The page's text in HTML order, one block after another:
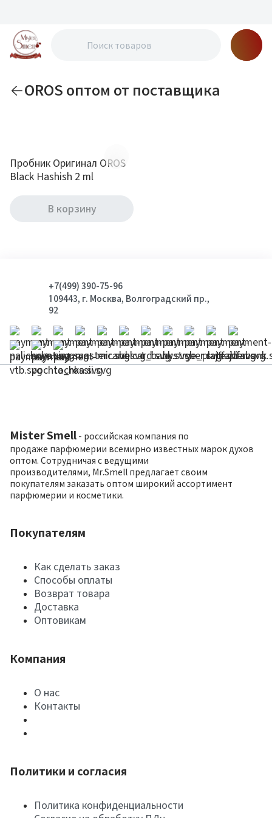
OROS оптом от поставщика
Пробник Оригинал OROS
Black Hashish 2 ml
В корзину
+7(499) 390-75-96
109443, г. Москва, Волгоградский пр.,
92
Mister Smell - российская компания по
продаже парфюмерии всемирно известных марок духов
оптом. Сотрудничая с ведущими
производителями, Mr.Smell предлагает своим
покупателям заказать оптом широкий ассортимент
парфюмерии и косметики.
Покупателям
Как сделать заказ
Способы оплаты
Возврат товара
Доставка
Оптовикам
Компания
О нас
Контакты
Политики и согласия
Политика конфиденциальности